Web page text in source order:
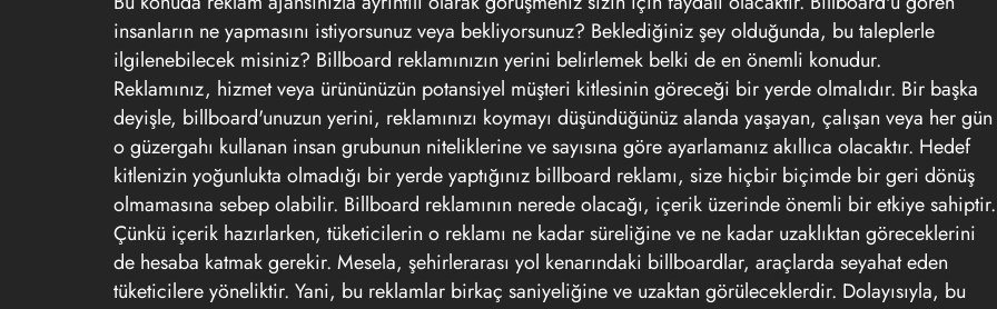
insanların ne yapmasını istiyorsunuz veya bekliyorsunuz? Beklediğiniz şey olduğunda, bu taleplerle
ilgilenebilecek misiniz? Billboard reklamınızın yerini belirlemek belki de en önemli konudur.
Reklamınız, hizmet veya ürününüzün potansiyel müşteri kitlesinin göreceği bir yerde olmalıdır. Bir başka
deyişle, billboard'unuzun yerini, reklamınızı koymayı düşündüğünüz alanda yaşayan, çalışan veya her gün
o güzergahı kullanan insan grubunun niteliklerine ve sayısına göre ayarlamanız akıllıca olacaktır. Hedef
kitlenizin yoğunlukta olmadığı bir yerde yaptığınız billboard reklamı, size hiçbir biçimde bir geri dönüş
olmamasına sebep olabilir. Billboard reklamının nerede olacağı, içerik üzerinde önemli bir etkiye sahiptir.
Çünkü içerik hazırlarken, tüketicilerin o reklamı ne kadar süreliğine ve ne kadar uzaklıktan göreceklerini
de hesaba katmak gerekir. Mesela, şehirlerarası yol kenarındaki billboardlar, araçlarda seyahat eden
tüketicilere yöneliktir. Yani, bu reklamlar birkaç saniyeliğine ve uzaktan görüleceklerdir. Dolayısıyla, bu